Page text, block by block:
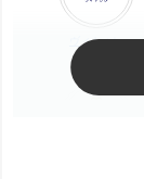
ヴィトゥレ